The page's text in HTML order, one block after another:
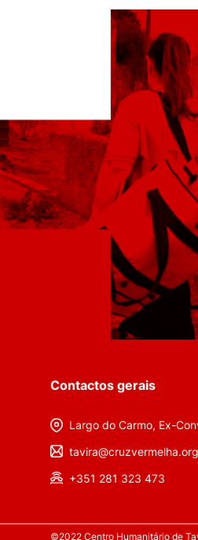
Contactos gerais
Largo do Carmo, Ex-
+351 281 323 473
©2022 Centro Humanitário de